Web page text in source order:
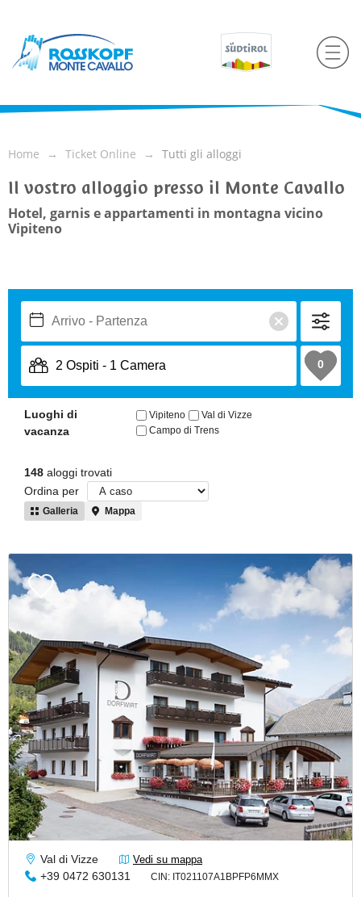
Home Ticket Online Tutti gli alloggi
Il vostro alloggio presso il Monte Cavallo
Hotel, garnis e appartamenti in montagna vicino
Vipiteno